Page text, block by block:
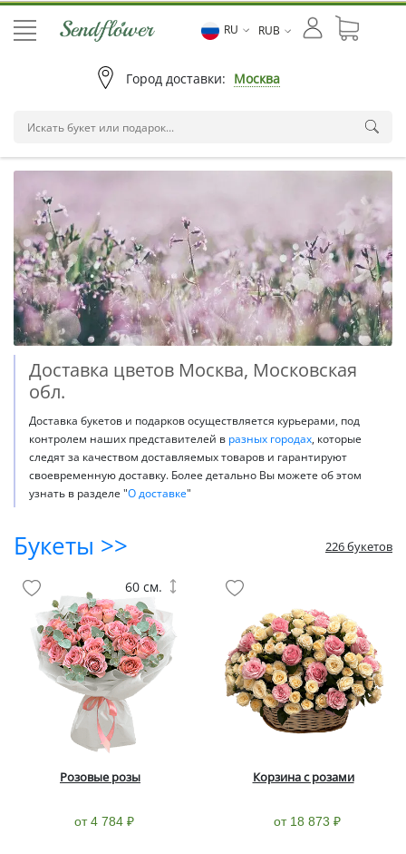
RU RUB
Город доставки: Москва
Доставка цветов Москва, Московская
обл.
Доставка букетов и подарков осуществляется курьерами, под
контролем наших представителей в разных городах, которые
следят за качеством доставляемых товаров и гарантируют
своевременную доставку. Более детально Вы можете об этом
узнать в разделе "О доставке"
Букеты >> 226 букетов
Розовые розы
от 4 784 ₽
60 см.
Корзина с розами
от 18 873 ₽